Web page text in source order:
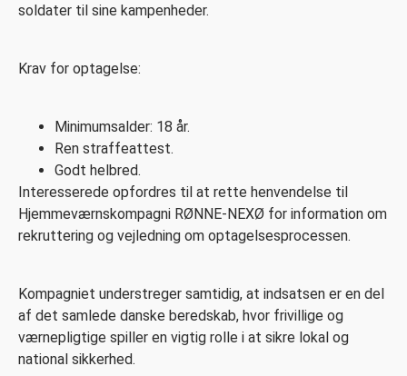
soldater til sine kampenheder.
Krav for optagelse:
Minimumsalder: 18 år.
Ren straffeattest.
Godt helbred.
Interesserede opfordres til at rette henvendelse til
Hjemmeværnskompagni RØNNE-NEXØ for information om
rekruttering og vejledning om optagelsesprocessen.
Kompagniet understreger samtidig, at indsatsen er en del
af det samlede danske beredskab, hvor frivillige og
værnepligtige spiller en vigtig rolle i at sikre lokal og
national sikkerhed.